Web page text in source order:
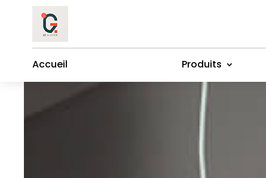
Accueil Produits